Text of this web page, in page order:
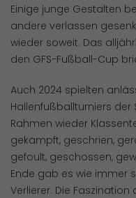
Einige junge Gestalten
andere verlassen
wieder soweit. Das
den GFS-Fußball-Cup
Auch 2024 spielten
Hallenfußballturniers
Rahmen wieder
gekämpft, geschrien,
gefoult, geschossen,
Ende gab es wie immer
Verlierer. Die